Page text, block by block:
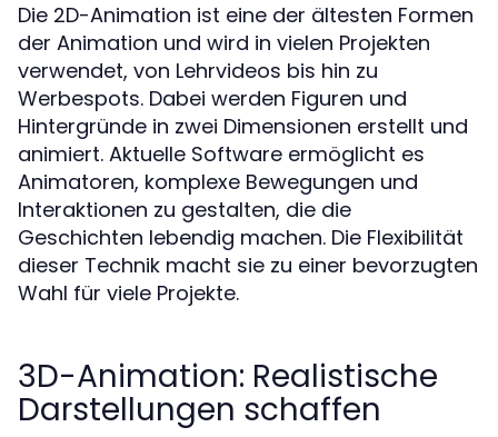
Die 2D-Animation ist eine der ältesten Formen
der Animation und wird in vielen Projekten
verwendet, von Lehrvideos bis hin zu
Werbespots. Dabei werden Figuren und
Hintergründe in zwei Dimensionen erstellt und
animiert. Aktuelle Software ermöglicht es
Animatoren, komplexe Bewegungen und
Interaktionen zu gestalten, die die
Geschichten lebendig machen. Die Flexibilität
dieser Technik macht sie zu einer bevorzugten
Wahl für viele Projekte.
3D-Animation: Realistische
Darstellungen schaffen